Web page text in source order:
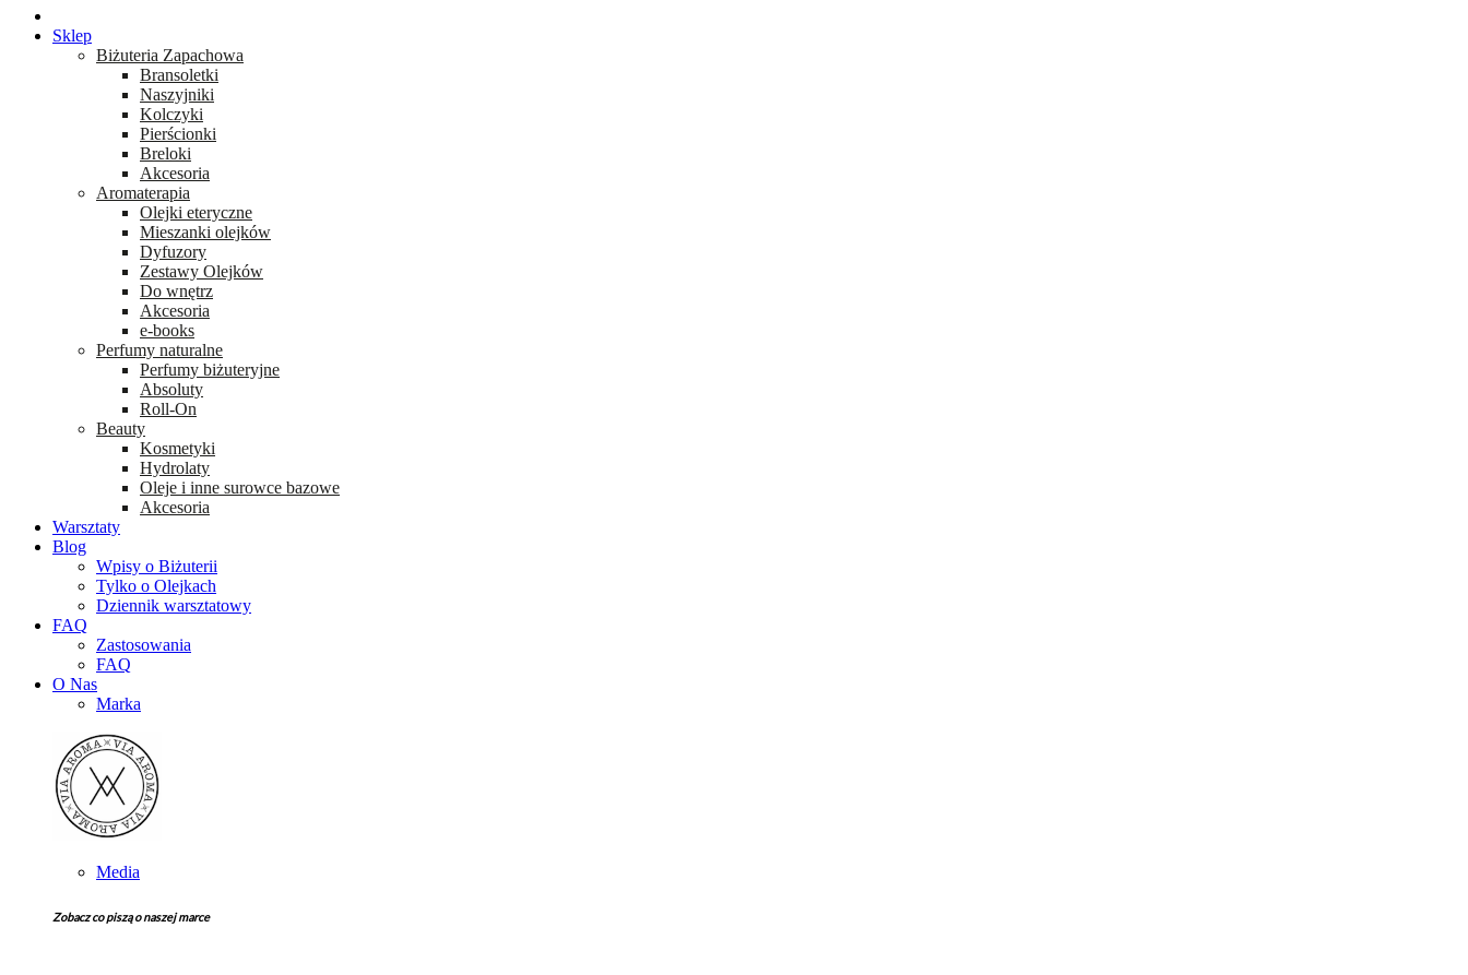
Sklep
Biżuteria Zapachowa
Bransoletki
Naszyjniki
Kolczyki
Pierścionki
Breloki
Akcesoria
Aromaterapia
Olejki eteryczne
Mieszanki olejków
Dyfuzory
Zestawy Olejków
Do wnętrz
Akcesoria
e-books
Perfumy naturalne
Perfumy biżuteryjne
Absoluty
Roll-On
Beauty
Kosmetyki
Hydrolaty
Oleje i inne surowce bazowe
Akcesoria
Warsztaty
Blog
Wpisy o Biżuterii
Tylko o Olejkach
Dziennik warsztatowy
FAQ
Zastosowania
FAQ
O Nas
Marka
Media
Zobacz co piszą o naszej marce